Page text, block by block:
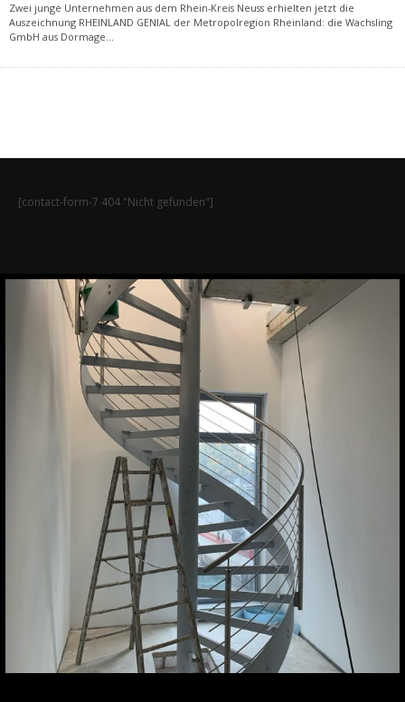
Zwei junge Unternehmen aus dem Rhein-Kreis Neuss erhielten jetzt die
Auszeichnung RHEINLAND GENIAL der Metropolregion Rheinland: die Wachsling
GmbH aus Dormage...
[contact-form-7 404 "Nicht gefunden"]